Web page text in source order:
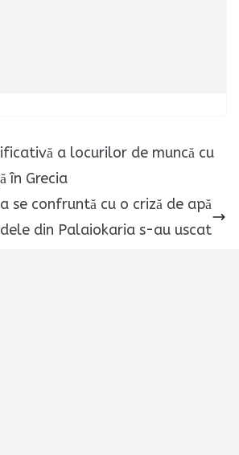
a locurilor de muncă cu
în Grecia
se confruntă cu o criză de apă
din Palaiokaria s-au uscat